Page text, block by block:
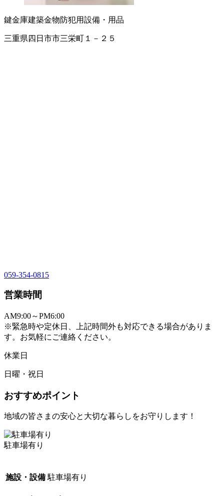
鍵金庫建築金物防犯用設備・用品
三重県四日市市三栄町１－２５
059-354-0815
営業時間
AM9:00～PM6:00
※緊急時や定休日、上記時間外も対応できる場合がありま
す。お気軽にご連絡ください。
休業日
日曜・祝日
おすすめポイント
地域の皆さまの安心と大切な暮らしをお守りします！
駐車場有り
施設・設備 駐車場有り